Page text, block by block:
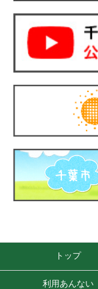
トップ
利用あんない